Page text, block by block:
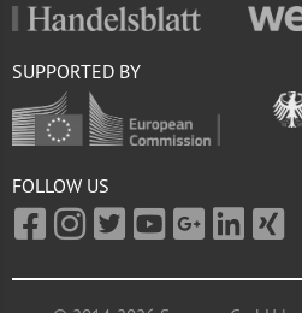
SUPPORTED BY
FOLLOW US